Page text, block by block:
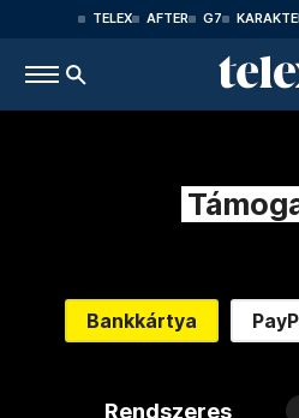
TELEX AFTER G7
Bankkártya
Rendszeres